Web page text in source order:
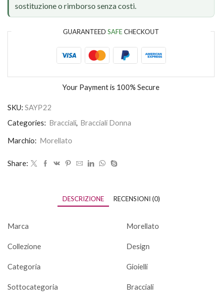
sostituzione o rimborso senza costi.
GUARANTEED SAFECHECKOUT
Your Payment is 100% Secure
SKU: SAYP22
Categories: Bracciali, Bracciali Donna
Marchio: Morellato
Share:
DESCRIZIONE RECENSIONI (0)
Marca Morellato
Collezione Design
Categoria Gioielli
Sottocategoria Bracciali